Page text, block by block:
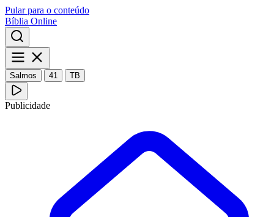
Pular para o conteúdo
Bíblia Online
Salmos 41 TB
Publicidade